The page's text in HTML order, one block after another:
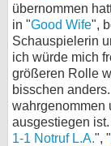
übernommen
in "Good Wife",
Schauspielerin
ich würde mich
größeren Rolle
bisschen
wahrgenommen
ausgestiegen
1-1 Notruf L.A.", "